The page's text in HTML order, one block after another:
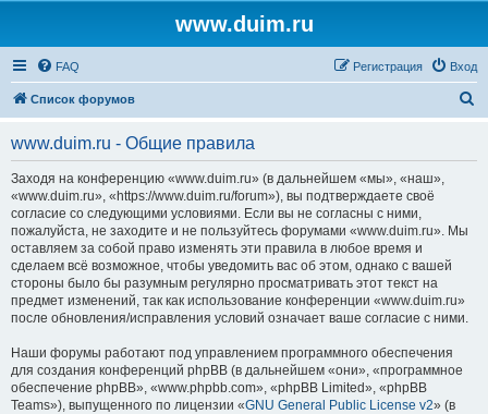
www.duim.ru
FAQ Вход
Регистрация
Список форумов
www.duim.ru - Общие правила
Заходя на конференцию «www.duim.ru» (в дальнейшем «мы», «наш»,
«www.duim.ru», «https://www.duim.ru/forum»), вы подтверждаете своё
согласие со следующими условиями. Если вы не согласны с ними,
пожалуйста, не заходите и не пользуйтесь форумами «www.duim.ru». Мы
оставляем за собой право изменять эти правила в любое время и
сделаем всё возможное, чтобы уведомить вас об этом, однако с вашей
стороны было бы разумным регулярно просматривать этот текст на
предмет изменений, так как использование конференции «www.duim.ru»
после обновления/исправления условий означает ваше согласие с ними.
Наши форумы работают под управлением программного обеспечения
для создания конференций phpBB (в дальнейшем «они», «программное
обеспечение phpBB», «www.phpbb.com», «phpBB Limited», «phpBB
Teams»), выпущенного по лицензии «GNU General Public License v2» (в